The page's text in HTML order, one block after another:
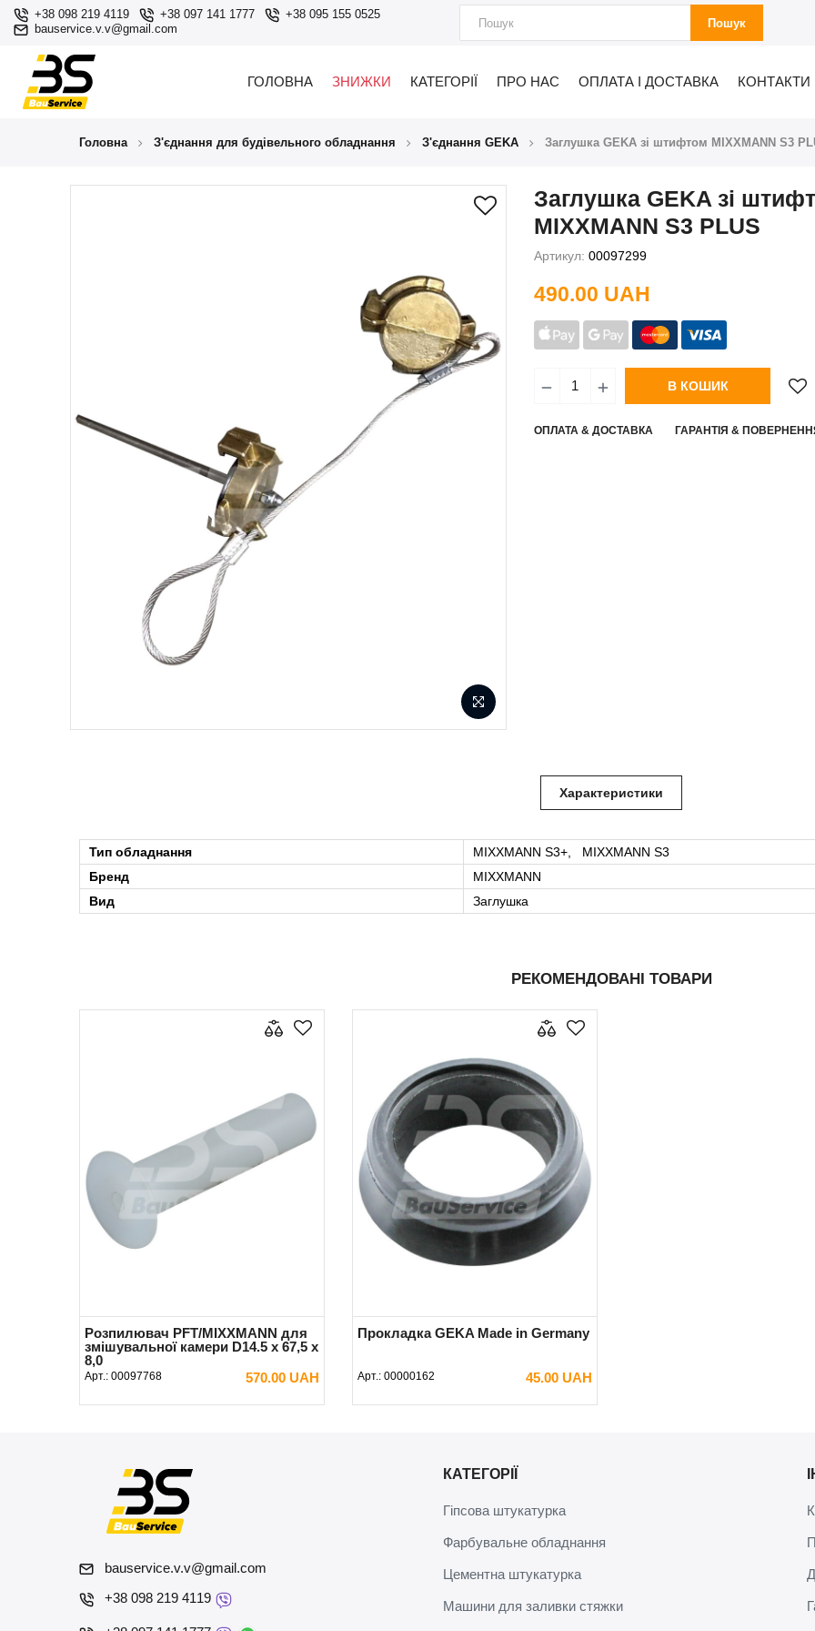
+38 098 219 4119 +38 097 141 1777
+38 095 155 0525
bauservice.v.v@gmail.com
Пошук
ГОЛОВНА ЗНИЖКИ КАТЕГОРІЇ ПРО НАС ОПЛАТА І ДОСТАВКА КОНТАКТИ
Головна З'єднання для будівельного обладнання З'єднання GEKA Заглушка GEKA зі штифтом MIXXMANN S3
Заглушка GEKA зі
MIXXMANN S3 PLUS
Артикул: 00097299
490.00 UAH
В КОШИК
ОПЛАТА & ДОСТАВКА ГАРАНТІЯ &
Характеристики
Тип обладнання
MIXXMANN S3+, MIXXMANN S3
Бренд
MIXXMANN
Вид
Заглушка
РЕКОМЕНДОВАНІ ТОВАРИ
Розпилювач PFT/MIXXMANN для
змішувальної камери D14.5 х 67,5 х
8,0
Арт.: 00097768 570.00 UAH
В КОШИК
Прокладка GEKA Made in Germany
Арт.: 00000162 45.00 UAH
В КОШИК
bauservice.v.v@gmail.com
+38 098 219 4119
КАТЕГОРІЇ
Гіпсова штукатурка
Фарбувальне обладнання
Цементна штукатурка
Машини для заливки стяжки